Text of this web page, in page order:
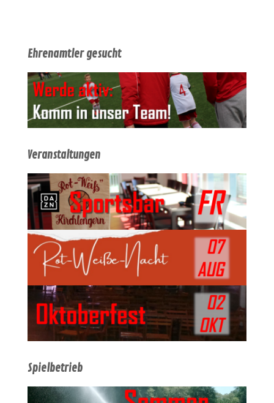
Ehrenamtler gesucht
Veranstaltungen
Spielbetrieb